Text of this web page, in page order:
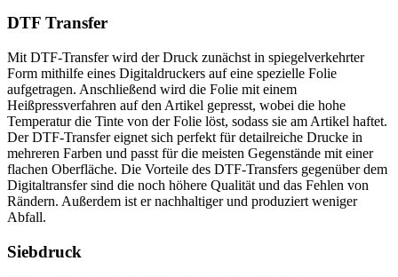
DTF Transfer
Mit DTF-Transfer wird der Druck zunächst in spiegelverkehrter
Form mithilfe eines Digitaldruckers auf eine spezielle Folie
aufgetragen. Anschließend wird die Folie mit einem
Heißpressverfahren auf den Artikel gepresst, wobei die hohe
Temperatur die Tinte von der Folie löst, sodass sie am Artikel haftet.
Der DTF-Transfer eignet sich perfekt für detailreiche Drucke in
mehreren Farben und passt für die meisten Gegenstände mit einer
flachen Oberfläche. Die Vorteile des DTF-Transfers gegenüber dem
Digitaltransfer sind die noch höhere Qualität und das Fehlen von
Rändern. Außerdem ist er nachhaltiger und produziert weniger
Abfall.
Siebdruck